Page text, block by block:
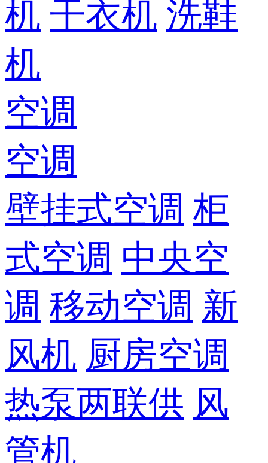
机 干衣机 洗鞋
机
空调
空调
壁挂式空调 柜
式空调 中央空
调 移动空调 新
风机 厨房空调
热泵两联供 风
管机